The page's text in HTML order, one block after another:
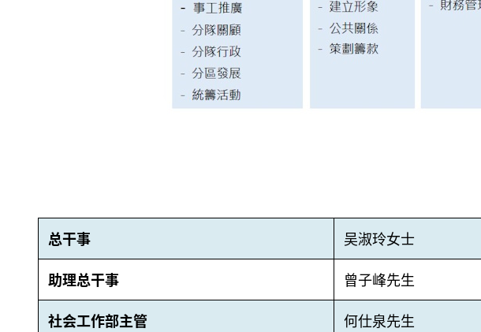
总干事
吴淑玲女士
助理总干事
曾子峰先生
社会工作部主管
何仕泉先生